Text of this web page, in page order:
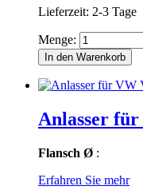
Lieferzeit: 2-3 Tage
Menge:
In den Warenkorb
Anlasser
Flansch Ø :
Erfahren Sie mehr